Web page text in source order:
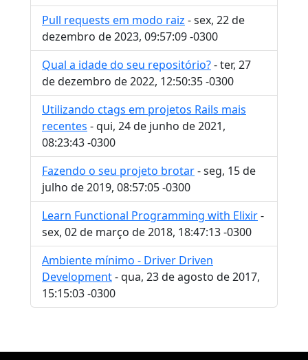
Pull requests em modo raiz - sex, 22 de
dezembro de 2023, 09:57:09 -0300
Qual a idade do seu repositório?- ter, 27
de dezembro de 2022, 12:50:35 -0300
Utilizando ctags em projetos Rails mais
recentes - qui, 24 de junho de 2021,
08:23:43 -0300
Fazendo o seu projeto brotar- seg, 15 de
julho de 2019, 08:57:05 -0300
Learn Functional Programming with Elixir-
sex, 02 de março de 2018, 18:47:13 -0300
Ambiente mínimo - Driver Driven
Development- qua, 23 de agosto de 2017,
15:15:03 -0300